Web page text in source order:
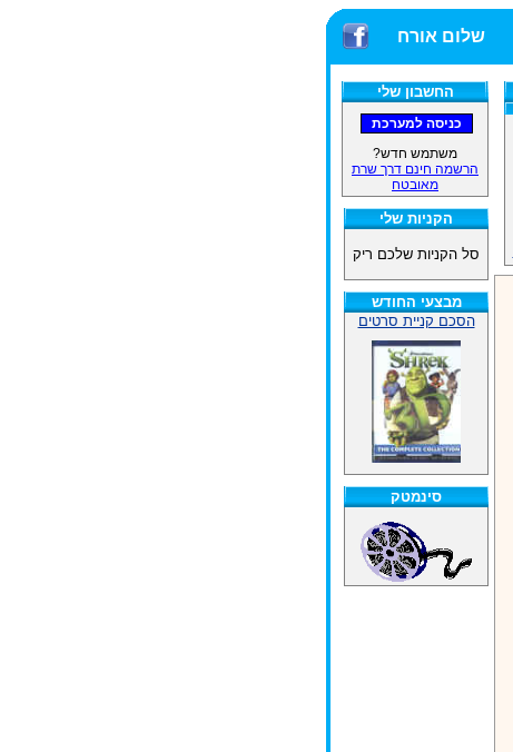
שלום אורח
החשבון שלי
משתמש חדש?
הרשמה חינם דרך שרת
מאובטח
הקניות שלי
סל הקניות שלכם ריק
מבצעי החודש
הסכם קניית סרטים
סינמטק